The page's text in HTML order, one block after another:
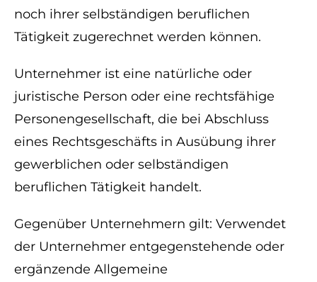
noch ihrer selbständigen beruflichen
Tätigkeit zugerechnet werden können.
Unternehmer ist eine natürliche oder
juristische Person oder eine rechtsfähige
Personengesellschaft, die bei Abschluss
eines Rechtsgeschäfts in Ausübung ihrer
gewerblichen oder selbständigen
beruflichen Tätigkeit handelt.
Gegenüber Unternehmern gilt: Verwendet
der Unternehmer entgegenstehende oder
ergänzende Allgemeine